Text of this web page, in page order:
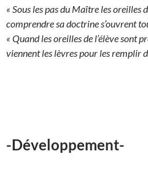
« Sous les pas du Maître les oreilles
comprendre sa doctrine s’ouvrent
« Quand les oreilles de l’élève sont
viennent les lèvres pour les remplir
-Développement-